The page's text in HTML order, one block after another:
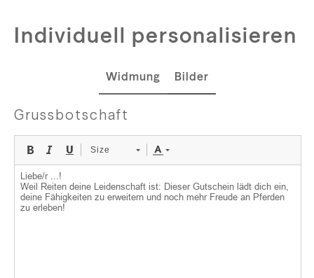
Individuell personalisieren
Widmung Bilder
Grussbotschaft
Size